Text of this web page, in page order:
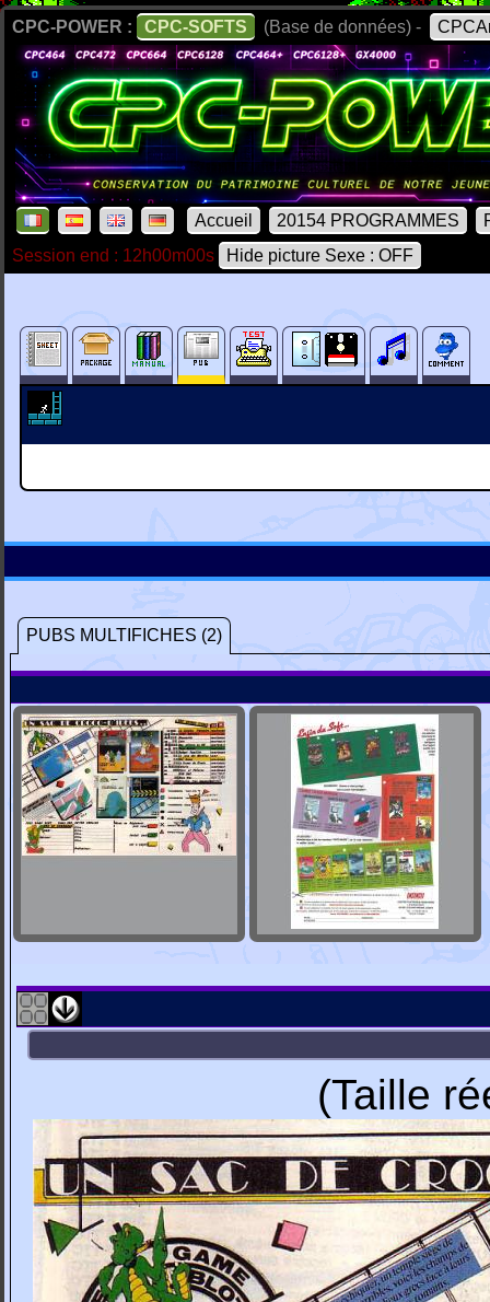
CPC-POWER : CPC-SOFTS (Base de données) -
Accueil 20154 PROGRAMMES
Session end : 12h00m00s
Hide picture Sexe : OFF
PUBS MULTIFICHES (2)
(Taille